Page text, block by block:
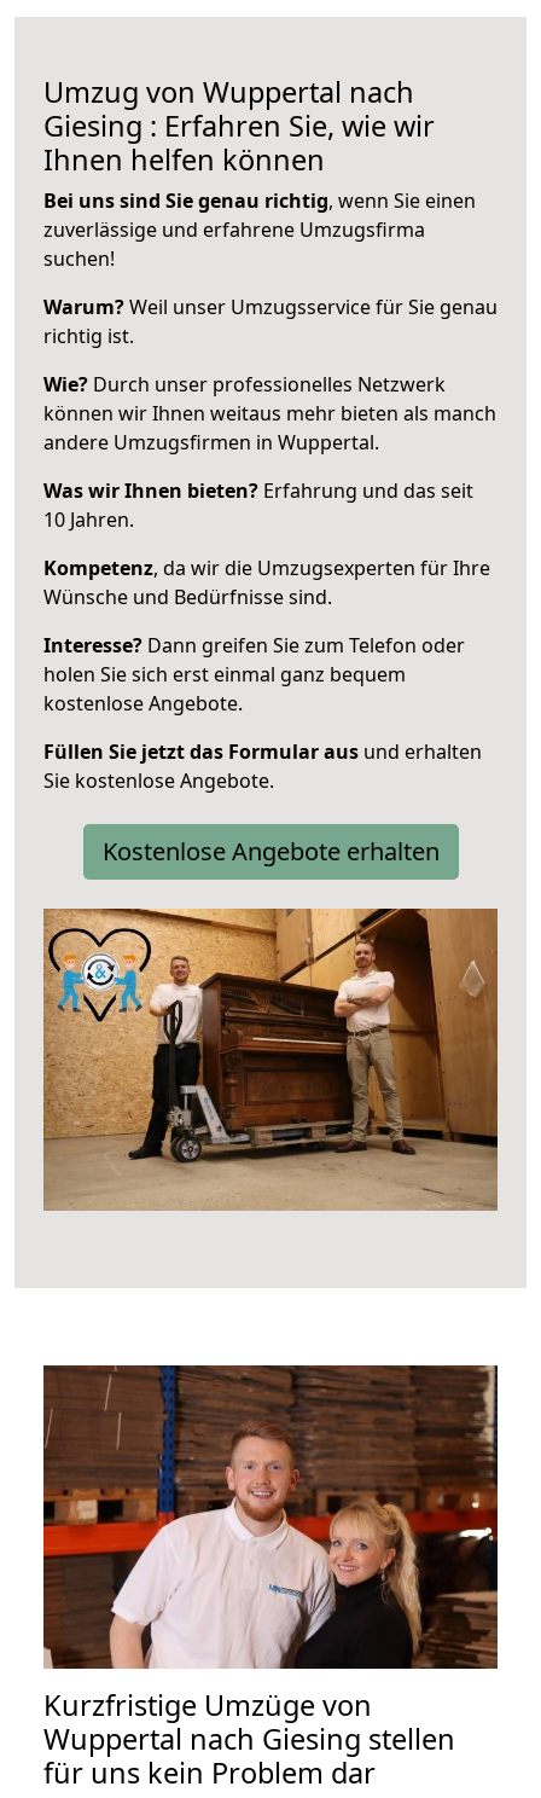
Umzug von Wuppertal nach
Giesing : Erfahren Sie, wie wir
Ihnen helfen können
Bei uns sind Sie genau richtig, wenn Sie einen
zuverlässige und erfahrene Umzugsfirma
suchen!
Warum?Weil unser Umzugsservice für Sie genau
richtig ist.
Wie? Durch unser professionelles Netzwerk
können wir Ihnen weitaus mehr bieten als manch
andere Umzugsfirmen in Wuppertal.
Was wir Ihnen bieten? Erfahrung und das seit
10 Jahren.
Kompetenz, da wir die Umzugsexperten für Ihre
Wünsche und Bedürfnisse sind.
Interesse? Dann greifen Sie zum Telefon oder
holen Sie sich erst einmal ganz bequem
kostenlose Angebote.
Füllen Sie jetzt das Formular aus und erhalten
Sie kostenlose Angebote.
Kostenlose Angebote erhalten
Kurzfristige Umzüge von
Wuppertal nach Giesing stellen
für uns kein Problem dar